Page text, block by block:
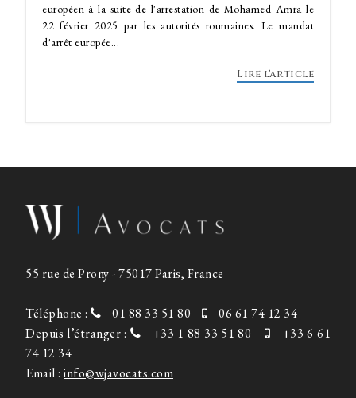
européen à la suite de l'arrestation de Mohamed Amra le
22 février 2025 par les autorités roumaines. Le mandat
d'arrêt europée...
Lire l'article
55 rue de Prony - 75017 Paris, France
Téléphone : 01 88 33 51 80
06 61 74 12 34
Depuis l’étranger :
+33 1 88 33 51 80
+33 6 61
74 12 34
Email : info@wjavocats.com